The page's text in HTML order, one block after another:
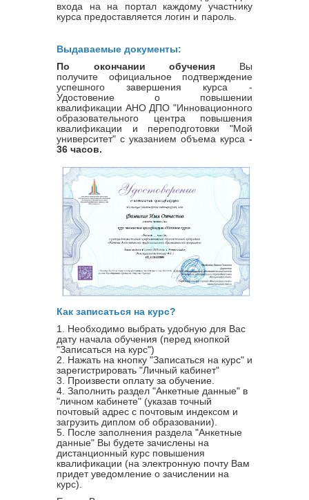
входа на на портал каждому участнику
курса предоставляется логин и пароль.
Выдаваемые документы:
По окончании обучения Вы
получите официальное подтверждение
успешного завершения курса -
Удостовение о повышении
квалификации АНО ДПО "Инновационного
образовательного центра повышения
квалификации и переподготовки "Мой
университет" с указанием объема курса -
36 часов.
Как записаться на курс?
1. Необходимо выбрать удобную для Вас
дату начала обучения (перед кнопкой
"Записаться на курс")
2. Нажать на кнопку "Записаться на курс" и
зарегистрировать "Личный кабинет"
3. Произвести оплату за обучение.
4. Заполнить раздел "Анкетные данные" в
"личном кабинете" (указав точный
почтовый адрес с почтовым индексом и
загрузить диплом об образовании).
5. После заполнения раздела "Анкетные
данные" Вы будете зачислены на
дистанционный курс повышения
квалификации (на электронную почту Вам
придет уведомление о зачислении на
курс).